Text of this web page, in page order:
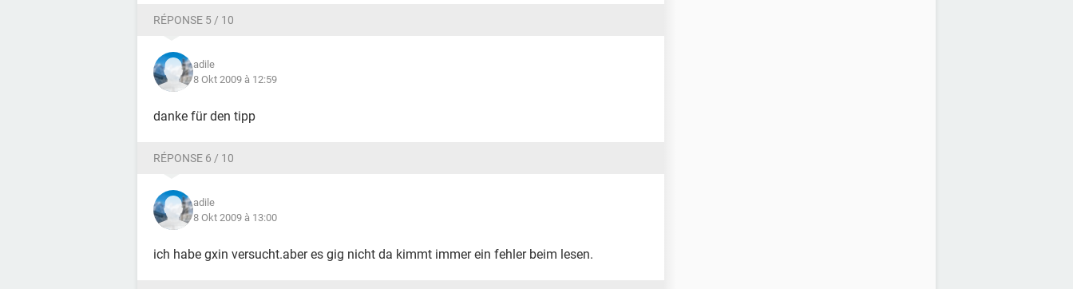
RÉPONSE 5 / 10
adile
8 Okt 2009 à 12:59
danke für den tipp
RÉPONSE 6 / 10
adile
8 Okt 2009 à 13:00
ich habe gxin versucht.aber es gig nicht da kimmt immer ein fehler beim lesen.